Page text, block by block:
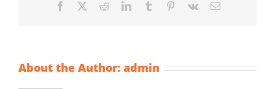
Facebook RedditLinkedInTumblr Pinterest
Vk Email
About the Author: admin